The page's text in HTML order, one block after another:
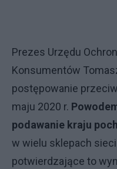
Prezes Urzędu
Konsumentów
postępowanie
maju 2020 r.
podawanie kraju
w wielu sklepach
potwierdzające to